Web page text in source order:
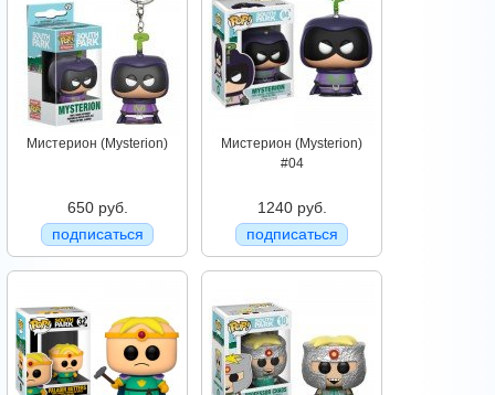
Мистерион (Mysterion)
650 руб.
подписаться
Мистерион (Mysterion)
#04
1240 руб.
подписаться